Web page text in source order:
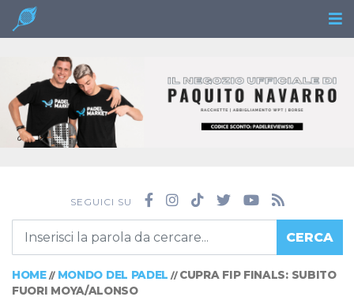
SEGUICI SU
CERCA
HOME// MONDO DEL PADEL // CUPRA FIP FINALS: SUBITO
FUORI MOYA/ALONSO